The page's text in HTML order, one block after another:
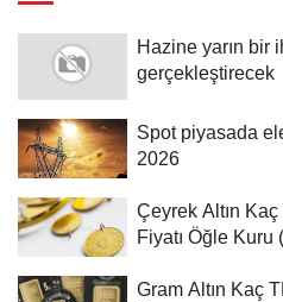
Hazine yarın bir
gerçekleştirecek
Spot piyasada
2026
Çeyrek Altın
Fiyatı Öğle Kuru
Gram Altın Kaç